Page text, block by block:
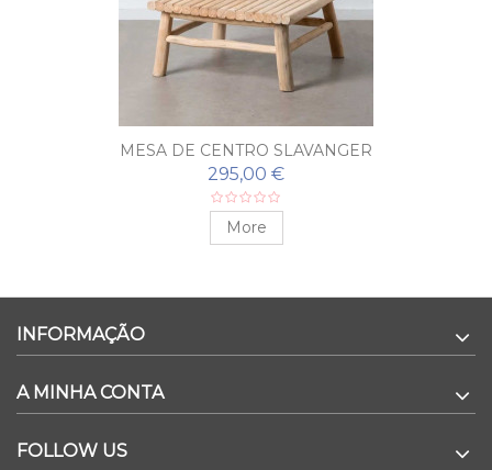
MESA DE CENTRO SLAVANGER
295,00 €
More
INFORMAÇÃO
A MINHA CONTA
FOLLOW US